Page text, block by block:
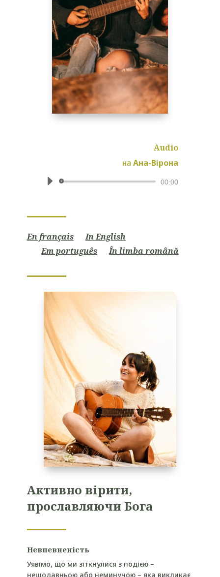
Audio
наАна-Вірона
Аудіопрогравач
00:00
En français
In English
Em português
În limba română
Активно вірити,
прославляючи Бога
Невпевненість
Уявімо, що ми зіткнулися з подією –
нещодавньою або неминучою – яка викликає